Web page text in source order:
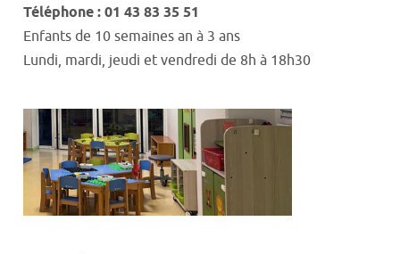
Téléphone : 01 43 83 35 51
Enfants de 10 semaines an à 3 ans
Lundi, mardi, jeudi et vendredi de 8h à 18h30